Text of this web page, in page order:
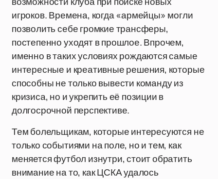
игроков. Времена, когда «армейцы» могли
позволить себе громкие трансферы,
постепенно уходят в прошлое. Впрочем,
именно в таких условиях рождаются самые
интересные и креативные решения, которые
способны не только вывести команду из
кризиса, но и укрепить её позиции в
долгосрочной перспективе.
Тем болельщикам, которые интересуются не
только событиями на поле, но и тем, как
меняется футбол изнутри, стоит обратить
внимание на то, как ЦСКА удалось